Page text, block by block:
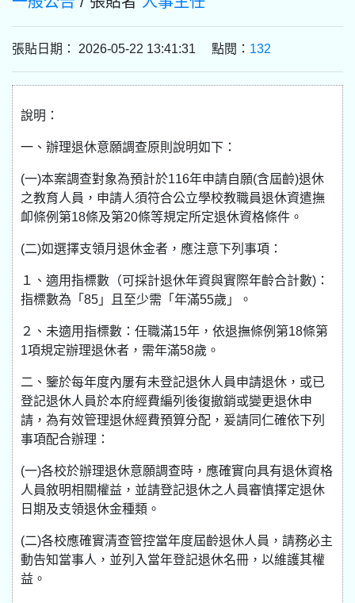
張貼日期： 2026-05-22 13:41:31 點閱： 132
說明：
一、辦理退休意願調查原則說明如下：
(一)本案調查對象為預計於116年申請自願(含屆齡)退休
之教育人員，申請人須符合公立學校教職員退休資遣撫
卹條例第18條及第20條等規定所定退休資格條件。
(二)如選擇支領月退休金者，應注意下列事項：
１、適用指標數（可採計退休年資與實際年齡合計數)：
指標數為「85」且至少需「年滿55歲」。
２、未適用指標數：任職滿15年，依退撫條例第18條第
1項規定辦理退休者，需年滿58歲。
二、鑒於每年度內屢有未登記退休人員申請退休，或已
登記退休人員於本府經費編列後復撤銷或變更退休申
請，為有效管理退休經費預算分配，爰請同仁確依下列
事項配合辦理：
(一)各校於辦理退休意願調查時，應確實向具有退休資格
人員敘明相關權益，並請登記退休之人員審慎擇定退休
日期及支領退休金種類。
(二)各校應確實清查管控當年度屆齡退休人員，請務必主
動告知當事人，並列入當年登記退休名冊，以維護其權
益。